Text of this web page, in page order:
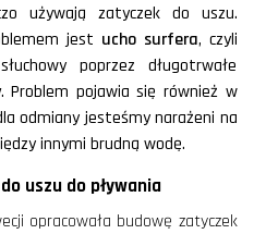
używają zatyczek do uszu.
jest ucho surfera, czyli
poprzez długotrwałe
. Problem pojawia się również w
odmiany jesteśmy narażeni na
innymi brudną wodę.
uszu do pływania
opracowała budowę zatyczek